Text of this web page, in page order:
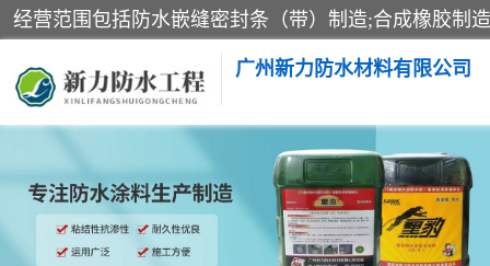
广州新力防水材料有限公司
黑豹防水胶
乳化沥青防水涂料